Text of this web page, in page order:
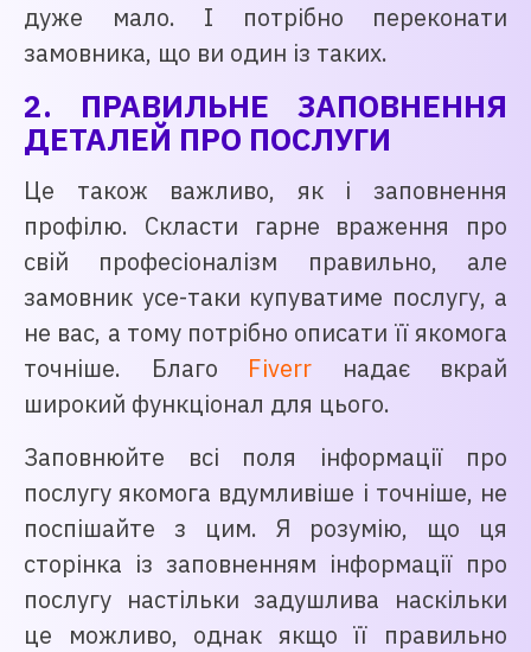
дуже мало. І потрібно переконати
замовника, що ви один із таких.
2. ПРАВИЛЬНЕ ЗАПОВНЕННЯ
ДЕТАЛЕЙ ПРО ПОСЛУГИ
Це також важливо, як і заповнення
профілю. Скласти гарне враження про
свій професіоналізм правильно, але
замовник усе-таки купуватиме послугу, а
не вас, а тому потрібно описати її якомога
точніше. Благо Fiverr надає вкрай
широкий функціонал для цього.
Заповнюйте всі поля інформації про
послугу якомога вдумливіше і точніше, не
поспішайте з цим. Я розумію, що ця
сторінка із заповненням інформації про
послугу настільки задушлива наскільки
це можливо, однак якщо її правильно